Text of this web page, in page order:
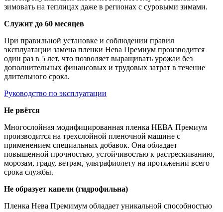
зимовать на теплицах даже в регионах с суровыми зимами.
Служит до 60 месяцев
При правильной установке и соблюдении правил
эксплуатации замена пленки Нева Премиум производится
один раз в 5 лет, что позволяет выращивать урожаи без
дополнительных финансовых и трудовых затрат в течение
длительного срока.
Руководство по эксплуатации
Не рвётся
Многослойная модифицированная пленка НЕВА Премиум
производится на трехслойной пленочной машине с
применением специальных добавок. Она обладает
повышенной прочностью, устойчивостью к растрескиванию,
морозам, граду, ветрам, ультрафиолету на протяжении всего
срока службы.
Не образует капели (гидрофильна)
Пленка Нева Премимум обладает уникальной способностью